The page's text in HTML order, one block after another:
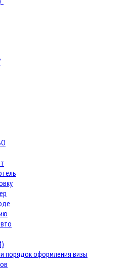
порядок оформления визы